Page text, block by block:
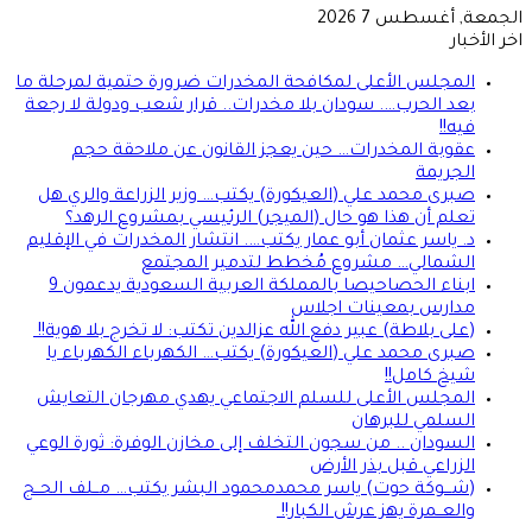
الجمعة, أغسطس 7 2026
اخر الأخبار
المجلس الأعلى لمكافحة المخدرات ضرورة حتمية لمرحلة ما
بعد الحرب…. سودان بلا مخدرات.. قرار شعب ودولة لا رجعة
فيه!!
عقوبة المخدرات… حين يعجز القانون عن ملاحقة حجم
الجريمة
صبرى محمد علي (العيكورة) يكتب… وزير الزراعة والري هل
تعلم أن هذا هو حال (الميجر) الرئيسي بمشروع الرهد؟
د. ياسر عثمان أبو عمار يكتب…. انتشار المخدرات في الإقليم
الشمالي… مشروع مُخطط لتدمير المجتمع
ابناء الحصاحيصا بالمملكة العربية السعودية يدعمون 9
مدارس بمعينات اجلاس
(على بلاطة) عبير دفع الله عزالدين تكتب: لا تخرج بلا هوية!!
صبرى محمد علي (العيكورة) يكتب… الكهرباء الكهرباء يا
شيخ كامل!!
المجلس الأعلى للسلم الاجتماعي يهدي مهرجان التعايش
السلمي للبرهان
السودان .. من سجون التخلف إلى مخازن الوفرة: ثورة الوعي
الزراعي قبل بذر الأرض
(شـــوكة حوت) ياسر محمدمحمود البشر يكتب… مــلف الحــج
والعــمرة يهز عرش الكبار!!